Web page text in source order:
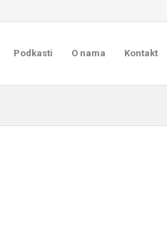
Podkasti O nama Kontakt